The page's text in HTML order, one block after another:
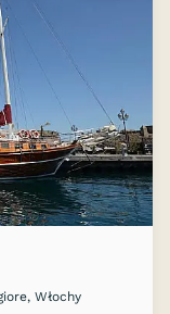
Włochy